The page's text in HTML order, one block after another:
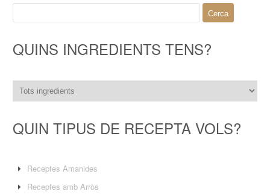
QUINS INGREDIENTS TENS?
QUIN TIPUS DE RECEPTA VOLS?
Receptes Amanides
Receptes amb Arròs